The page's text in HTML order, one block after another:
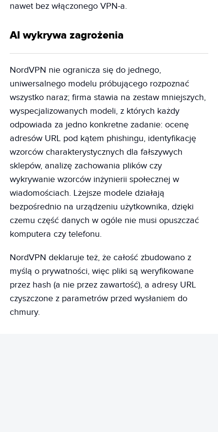
nawet bez włączonego VPN-a.
AI wykrywa zagrożenia
NordVPN nie ogranicza się do jednego,
uniwersalnego modelu próbującego rozpoznać
wszystko naraz; firma stawia na zestaw mniejszych,
wyspecjalizowanych modeli, z których każdy
odpowiada za jedno konkretne zadanie: ocenę
adresów URL pod kątem phishingu, identyfikację
wzorców charakterystycznych dla fałszywych
sklepów, analizę zachowania plików czy
wykrywanie wzorców inżynierii społecznej w
wiadomościach. Lżejsze modele działają
bezpośrednio na urządzeniu użytkownika, dzięki
czemu część danych w ogóle nie musi opuszczać
komputera czy telefonu.
NordVPN deklaruje też, że całość zbudowano z
myślą o prywatności, więc pliki są weryfikowane
przez hash (a nie przez zawartość), a adresy URL
czyszczone z parametrów przed wysłaniem do
chmury.